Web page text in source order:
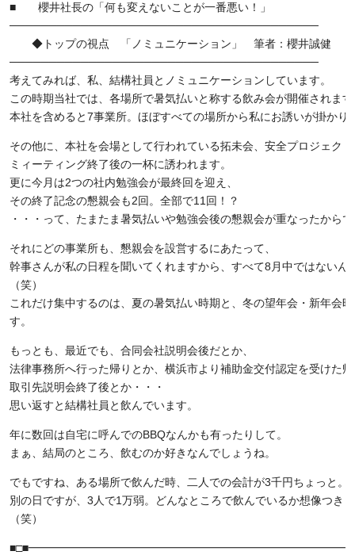
■ 櫻井社長の「何も変えないことが一番悪い！」
───────────────────────────────────────
◆トップの視点 「ノミュニケーション」 筆者：櫻井誠健
───────────────────────────────────────
考えてみれば、私、結構社員とノミュニケーションしています。
この時期当社では、各場所で暑気払いと称する飲み会が開催されま
本社を含めると7事業所。ほぼすべての場所から私にお誘いが掛かり
その他に、本社を会場として行われている拓未会、安全プロジェク
ミィーティング終了後の一杯に誘われます。
更に今月は2つの社内勉強会が最終回を迎え、
その終了記念の懇親会も2回。全部で11回！？
・・・って、たまたま暑気払いや勉強会後の懇親会が重なったから
それにどの事業所も、懇親会を設営するにあたって、
幹事さんが私の日程を聞いてくれますから、すべて8月中ではないん
（笑）
これだけ集中するのは、夏の暑気払い時期と、冬の望年会・新年会
す。
もっとも、最近でも、合同会社説明会後だとか、
法律事務所へ行った帰りとか、横浜市より補助金交付認定を受けた
取引先説明会終了後とか・・・
思い返すと結構社員と飲んでいます。
年に数回は自宅に呼んでのBBQなんかも有ったりして。
まぁ、結局のところ、飲むのか好きなんでしょうね。
でもですね、ある場所で飲んだ時、二人での会計が3千円ちょっと。
別の日ですが、3人で1万弱。どんなところで飲んでいるか想像つき
（笑）